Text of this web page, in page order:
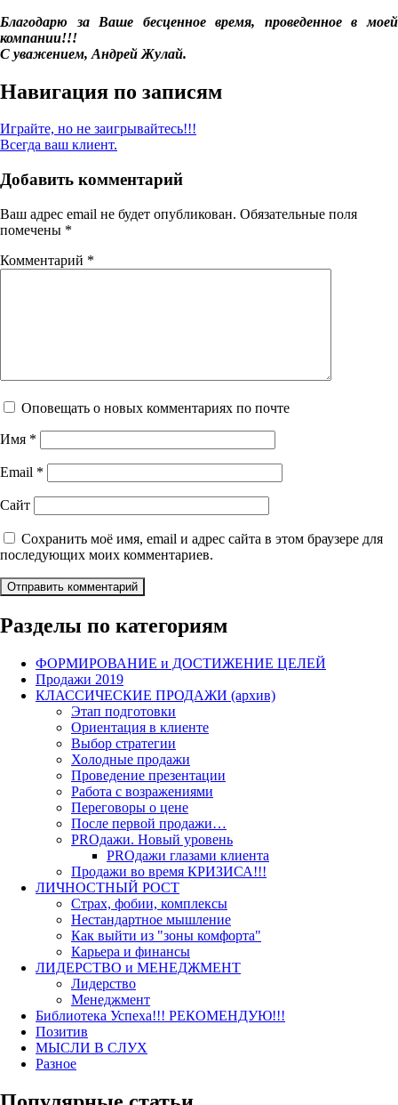
Благодарю за Ваше бесценное время, проведенное в моей
компании!!!
С уважением, Андрей Жулай.
Навигация по записям
Играйте, но не заигрывайтесь!!!
Всегда ваш клиент.
Добавить комментарий
Ваш адрес email не будет опубликован. Обязательные поля
помечены *
Комментарий *
Оповещать о новых комментариях по почте
Имя *
Email *
Сайт
Сохранить моё имя, email и адрес сайта в этом браузере для
последующих моих комментариев.
Разделы по категориям
ФОРМИРОВАНИЕ и ДОСТИЖЕНИЕ ЦЕЛЕЙ
Продажи 2019
КЛАССИЧЕСКИЕ ПРОДАЖИ (архив)
Этап подготовки
Ориентация в клиенте
Выбор стратегии
Холодные продажи
Проведение презентации
Работа с возражениями
Переговоры о цене
После первой продажи…
PROдажи. Новый уровень
PROдажи глазами клиента
Продажи во время КРИЗИСА!!!
ЛИЧНОСТНЫЙ РОСТ
Страх, фобии, комплексы
Нестандартное мышление
Как выйти из "зоны комфорта"
Карьера и финансы
ЛИДЕРСТВО и МЕНЕДЖМЕНТ
Лидерство
Менеджмент
Библиотека Успеха!!! РЕКОМЕНДУЮ!!!
Позитив
МЫСЛИ В СЛУХ
Разное